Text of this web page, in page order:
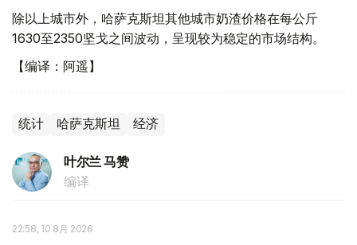
除以上城市外，哈萨克斯坦其他城市奶渣价格在每公斤
1630至2350坚戈之间波动，呈现较为稳定的市场结构。
【编译：阿遥】
统计 哈萨克斯坦 经济
叶尔兰 马赞
编译
22:58, 10 8月 2026